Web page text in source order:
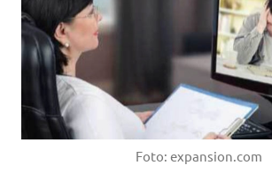
Foto: expansion.com